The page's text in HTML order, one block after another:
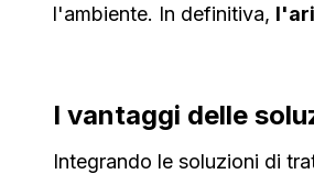
l'ambiente. In definitiva,
I vantaggi delle
Integrando le soluzioni di